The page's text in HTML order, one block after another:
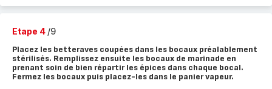
Etape 4 /9
Placez les betteraves coupées dans les bocaux préalablement
stérilisés. Remplissez ensuite les bocaux de marinade en
prenant soin de bien répartir les épices dans chaque bocal.
Fermez les bocaux puis placez-les dans le panier vapeur.